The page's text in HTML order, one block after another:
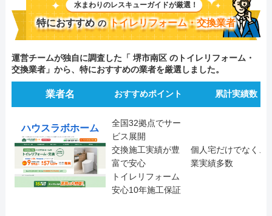
水まわりのレスキューガイドが厳選！
特におすすめ の トイレリフォーム・交換業者
運営チームが独自に調査した「 堺市南区 のトイレリフォーム・
交換業者」から、特におすすめの業者を厳選しました。
業者名 おすすめポイント 累計実績数
ハウスラボホーム
全国32拠点でサー
ビス展開
交換施工実績が豊
富で安心
トイレリフォーム
安心10年施工保証
個人宅だけでなく、
業実績多数